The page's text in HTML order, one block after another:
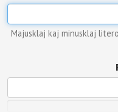
Majusklaj kaj minusklaj